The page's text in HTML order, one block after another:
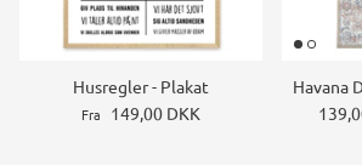
Husregler - Plakat
Fra 149,00 DKK
Havana